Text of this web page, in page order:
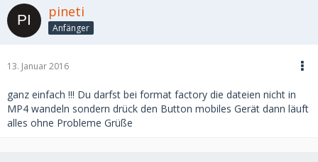
pineti
Anfänger
13. Januar 2016
ganz einfach !!! Du darfst bei format factory die dateien nicht in
MP4 wandeln sondern drück den Button mobiles Gerät dann läuft
alles ohne Probleme Grüße